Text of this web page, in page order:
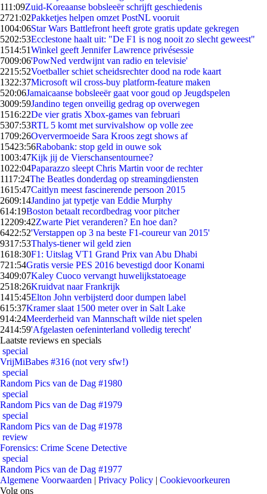
111:09Zuid-Koreaanse bobsleeër schrijft geschiedenis
2721:02Pakketjes helpen omzet PostNL vooruit
1004:06Star Wars Battlefront heeft grote gratis update gekregen
5202:53Ecclestone haalt uit: "De F1 is nog nooit zo slecht geweest"
1514:51Winkel geeft Jennifer Lawrence privésessie
7009:06'PowNed verdwijnt van radio en televisie'
2215:52Voetballer schiet scheidsrechter dood na rode kaart
1322:37Microsoft wil cross-buy platform-feature maken
520:06Jamaicaanse bobsleeër gaat voor goud op Jeugdspelen
3009:59Jandino tegen onveilig gedrag op overwegen
1516:22De vier gratis Xbox-games van februari
5307:53RTL 5 komt met survivalshow op volle zee
1709:26Oververmoeide Sara Kroos zegt shows af
15423:56Rabobank: stop geld in ouwe sok
1003:47Kijk jij de Vierschansentournee?
1022:04Paparazzo sleept Chris Martin voor de rechter
1117:24The Beatles donderdag op streamingdiensten
1615:47Caitlyn meest fascinerende persoon 2015
2609:14Jandino jat typetje van Eddie Murphy
614:19Boston betaalt recordbedrag voor pitcher
12209:42Zwarte Piet veranderen? En hoe dan?
6422:52'Verstappen op 3 na beste F1-coureur van 2015'
9317:53Thalys-tiener wil geld zien
1618:30F1: Uitslag VT1 Grand Prix van Abu Dhabi
721:54Gratis versie PES 2016 bevestigd door Konami
3409:07Kaley Cuoco vervangt huwelijkstatoeage
2518:26Kruidvat naar Frankrijk
1415:45Elton John verbijsterd door dumpen label
615:37Kramer slaat 1500 meter over in Salt Lake
914:24Meerderheid van Mannschaft wilde niet spelen
2414:59'Afgelasten oefeninterland volledig terecht'
Laatste reviews en specials
special
VrijMiBabes #316 (not very sfw!)
special
Random Pics van de Dag #1980
special
Random Pics van de Dag #1979
special
Random Pics van de Dag #1978
review
Forensics: Crime Scene Detective
special
Random Pics van de Dag #1977
Algemene Voorwaarden | Privacy Policy | Cookievoorkeuren
Volg ons